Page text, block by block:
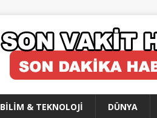
BILIM & TEKNOLOJI DÜNYA